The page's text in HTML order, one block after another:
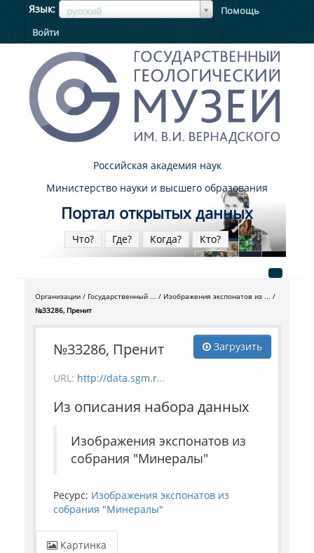
Язык русский
ЯзыкЯзык
Помощь
Войти
Российская академия наук
Министерство науки и высшего образования
Портал открытых данных
Что? Где? Когда? Кто?
Организации Государственный ...
Изображения экспонатов из ...
№33286, Пренит
Загрузить
№33286, Пренит
URL: http://data.sgm.ru/dataset/17744eed-27fa-4a9a-bc72-4e657fa570af/resource/7220aa91-8a01-4720-99e6-630d703dccf3/download/mineral_33286.jpg
Из описания набора данных
Изображения экспонатов из
собрания "Минералы"
Ресурс: Изображения экспонатов из
собрания "Минералы"
Картинка